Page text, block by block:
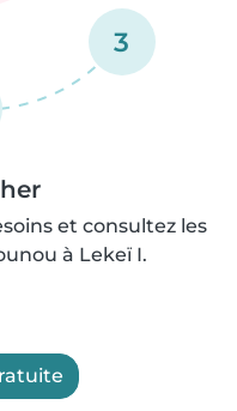
3
et consultez les
à Lekeï I.